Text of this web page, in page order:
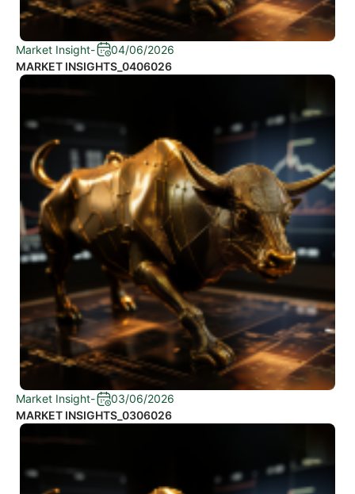
Market Insight-
04/06/2026
MARKET INSIGHTS_0406026
Market Insight-
03/06/2026
MARKET INSIGHTS_0306026